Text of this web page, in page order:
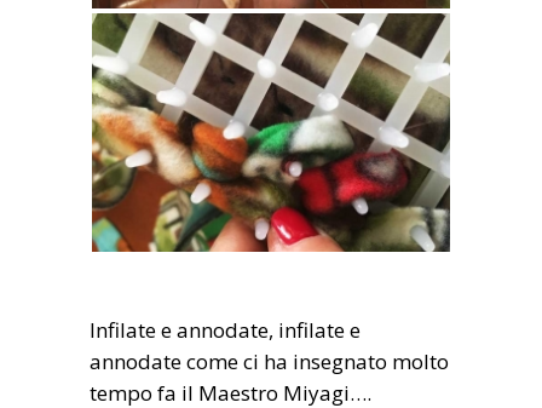
Infilate e annodate, infilate e
annodate come ci ha insegnato molto
tempo fa il Maestro Miyagi….